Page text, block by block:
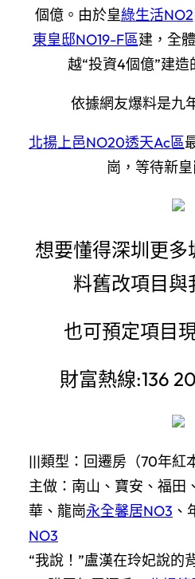
個億。由於皇綠生活NO2
東皇邸NO19-F區建，全
越“投資4個億”建造
依據網友爆料是九
北揚上邑NO20透天Ac區
崗，等待新
想要懂得深圳更
料舊改項目與
也可預定項目
財富熱線:136
|||類型：回遷房（70年紅
主做：南山、寶安、福田
華、龍崗永全馨居NO3 、
NO3
“我說！”盧漢在玲妃說的